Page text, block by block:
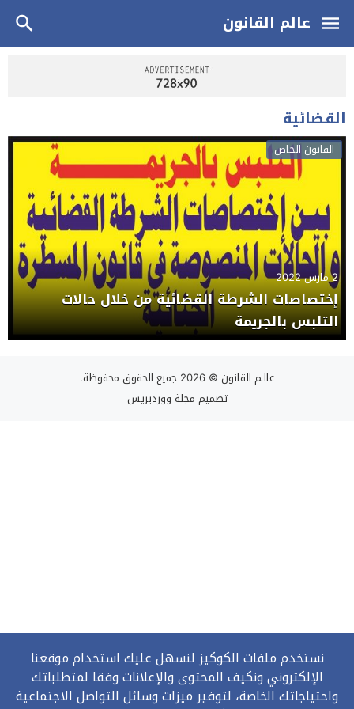
عالم القانون
القضائية
القانون الخاص
2 مارس 2022
إختصاصات الشرطة القضائية من خلال حالات
التلبس بالجريمة
عالـم القانون © 2026 جميع الحقوق محفوظة.
تصميم مجلة ووردبريس
نستخدم ملفات الكوكيز لنسهل عليك استخدام موقعنا
الإلكتروني ونكيف المحتوى والإعلانات وفقا لمتطلباتك
واحتياجاتك الخاصة، لتوفير ميزات وسائل التواصل الاجتماعية